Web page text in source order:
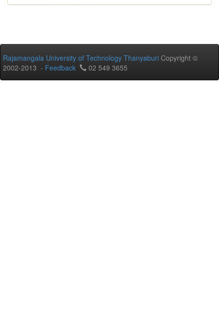
Rajamangala University of Technology Thanyaburi Copyright ©
2002-2013 - Feedback 02 549 3655